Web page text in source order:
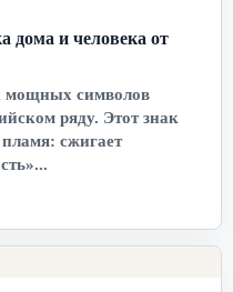
дома и человека от
мощных символов
ряду. Этот знак
сжигает